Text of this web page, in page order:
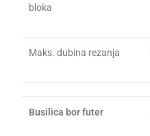
bloka
Maks. dubina rezanja
Busilica bor futer